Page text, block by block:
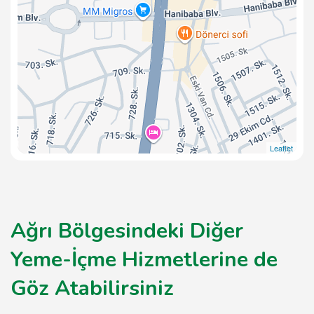
Leaflet
Ağrı Bölgesindeki Diğer
Yeme-İçme Hizmetlerine de
Göz Atabilirsiniz